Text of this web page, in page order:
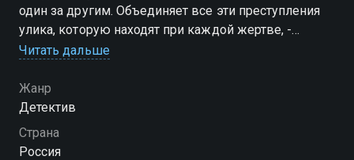
один за другим. Объединяет все эти преступления
улика, которую находят при каждой жертве, -
осколок стекла. Все осколки складываются как пазл
было разбито
Читать дальше
Жанр
Детектив
Страна
Россия